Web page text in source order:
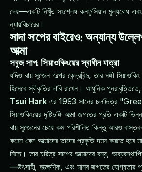
দেয়—একটি নিখুঁত সংশ্লেষ কনফুসিয়ান মূল্যবোধ
ন্যায়বিচারের।
সাদা সাপের বাইরেও: অন্যান্য
আত্মা
সবুজ সাপ: সিয়াওকিংয়ের স্বাধীন যাত্রা
যদিও বায় সুজেন গল্পের কেন্দ্রবিন্দু, তার সঙ্গী
হিসেবে স্বীকৃতির দাবি রাখেন। আধুনিক
Tsui Hark এর 1993 সালের চলচ্চিত্র
সিয়াওকিংয়ের দৃষ্টিভঙ্গি আত্মা জগতের প্রতি একটি
বায় সুজেনের চেয়ে কম পরিশীলিত কিন্তু আরও
করেন কেন আত্মাদের তাদের প্রকৃতি দমন করতে হবে
নিতে। তার চরিত্র সাপের আত্মাদের বন্য,
—উৎসাহী, তাত্ক্ষণিক, এবং মানব জগতের যোগ্যতার